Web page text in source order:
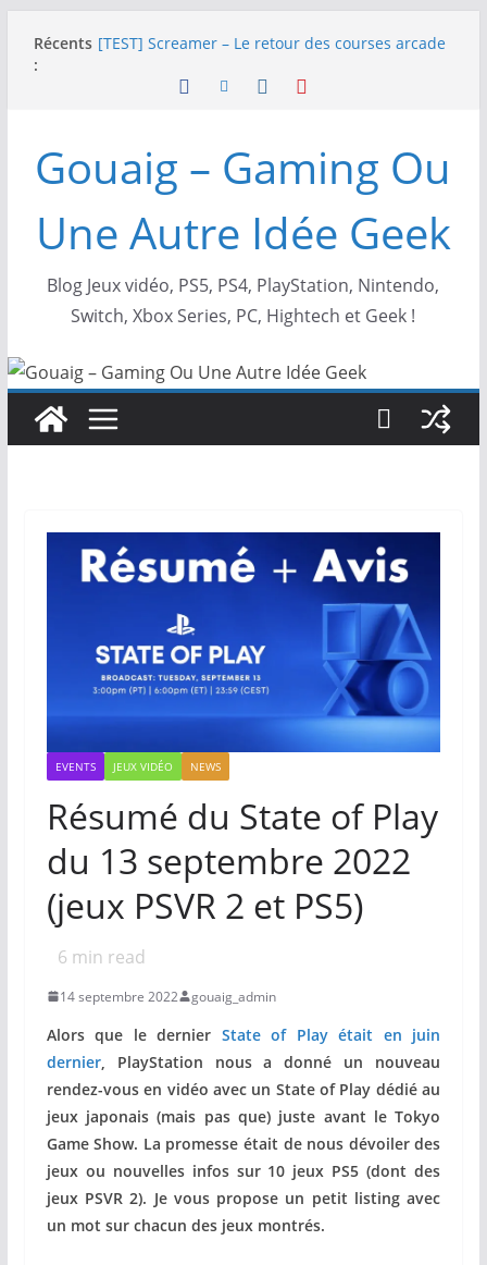
Récents
:
NEOGEO AES+ : La légende de l’arcade est de
retour !
[TEST] Screamer – Le retour des courses arcade
[TEST] Ride 6 – Une sortie de piste sur PS5 !
SNK NEOGEO AES+ : un succès dingue !
Gouaig – Gaming Ou
Une Autre Idée Geek
Blog Jeux vidéo, PS5, PS4, PlayStation, Nintendo,
Switch, Xbox Series, PC, Hightech et Geek !
EVENTS JEUX VIDÉO NEWS
Résumé du State of Play
du 13 septembre 2022
(jeux PSVR 2 et PS5)
6 min read
14 septembre 2022 gouaig_admin
Alors que le dernier State of Play était en juin
dernier, PlayStation nous a donné un nouveau
rendez-vous en vidéo avec un State of Play dédié au
jeux japonais (mais pas que) juste avant le Tokyo
Game Show. La promesse était de nous dévoiler des
jeux ou nouvelles infos sur 10 jeux PS5 (dont des
jeux PSVR 2). Je vous propose un petit listing avec
un mot sur chacun des jeux montrés.